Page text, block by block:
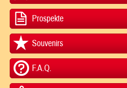
Prospekte
Souvenirs
F.A.Q.